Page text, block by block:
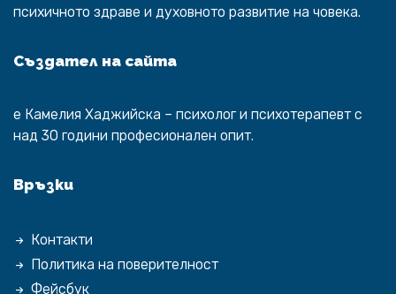
психичното здраве и духовното развитие на човека.
Създател на сайта
е Камелия Хаджийска – психолог и психотерапевт с
над 30 години професионален опит.
Връзки
Контакти
Политика на поверителност
Фейсбук